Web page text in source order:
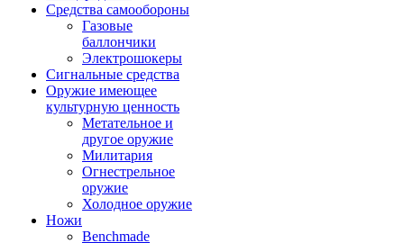
Средства самообороны
Газовые
баллончики
Электрошокеры
Сигнальные средства
Оружие имеющее
культурную ценность
Метательное и
другое оружие
Милитария
Огнестрельное
оружие
Холодное оружие
Ножи
Benchmade